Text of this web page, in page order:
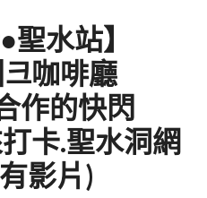
聖水站】
咖啡廳
作的快閃
卡.聖水洞網
影片)